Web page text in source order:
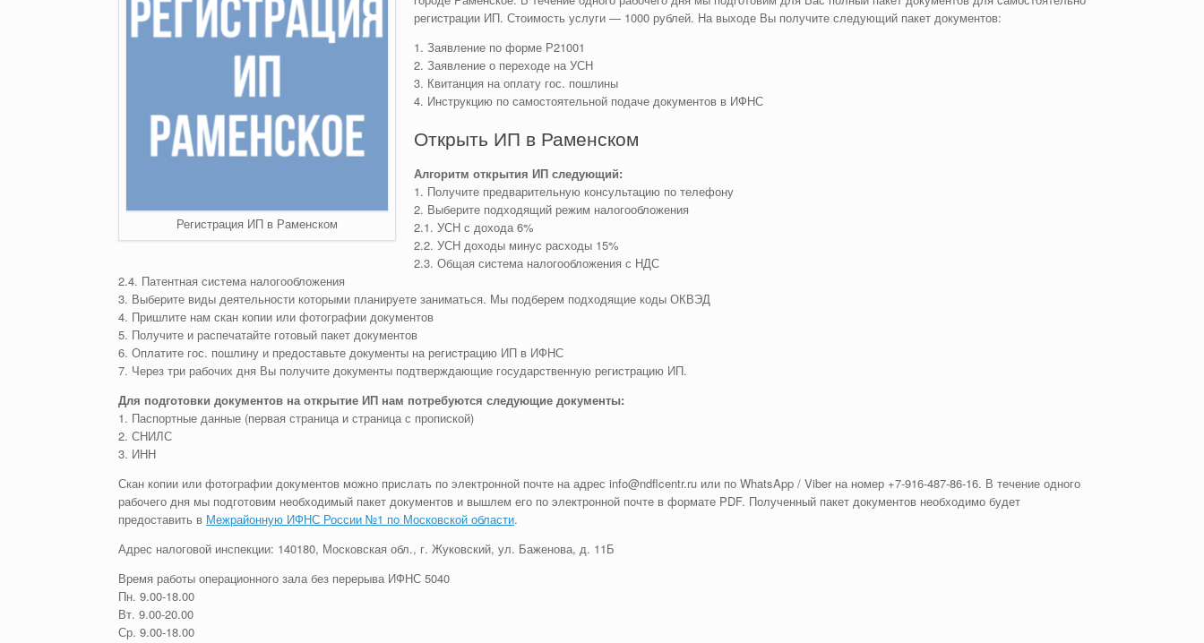
Регистрация ИП в Раменском
регистрации ИП. Стоимость услуги — 1000 рублей. На выходе Вы получите следующий пакет документов:
1. Заявление по форме Р21001
2. Заявление о переходе на УСН
3. Квитанция на оплату гос. пошлины
4. Инструкцию по самостоятельной подаче документов в ИФНС
Открыть ИП в Раменском
Алгоритм открытия ИП следующий:
1. Получите предварительную консультацию по телефону
2. Выберите подходящий режим налогообложения
2.1. УСН с дохода 6%
2.2. УСН доходы минус расходы 15%
2.3. Общая система налогообложения с НДС
2.4. Патентная система налогообложения
3. Выберите виды деятельности которыми планируете заниматься. Мы подберем подходящие коды ОКВЭД
4. Пришлите нам скан копии или фотографии документов
5. Получите и распечатайте готовый пакет документов
6. Оплатите гос. пошлину и предоставьте документы на регистрацию ИП в ИФНС
7. Через три рабочих дня Вы получите документы подтверждающие государственную регистрацию ИП.
Для подготовки документов на открытие ИП нам потребуются следующие документы:
1. Паспортные данные (первая страница и страница с пропиской)
2. СНИЛС
3. ИНН
Скан копии или фотографии документов можно прислать по электронной почте на адрес info@ndflcentr.ru или по WhatsApp / Viber на номер +7-916-487-86-16. В течение одного
рабочего дня мы подготовим необходимый пакет документов и вышлем его по электронной почте в формате PDF. Полученный пакет документов необходимо будет
предоставить в Межрайонную ИФНС России №1 по Московской области.
Адрес налоговой инспекции: 140180, Московская обл., г. Жуковский, ул. Баженова, д. 11Б
Время работы операционного зала без перерыва ИФНС 5040
Пн. 9.00-18.00
Вт. 9.00-20.00
Ср. 9.00-18.00